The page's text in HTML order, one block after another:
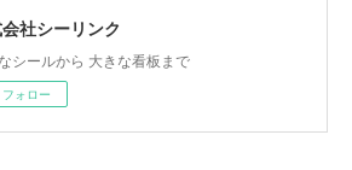
社シーリンク
シールから 大きな看板まで
フォロー